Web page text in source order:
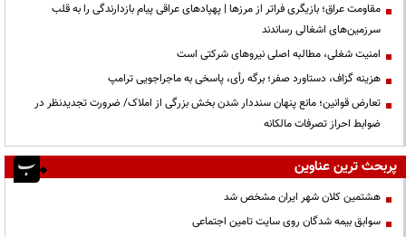
مقاومت عراق؛ بازیگری فراتر از مرزها | پهپادهای عراقی پیام بازدارندگی را به قلب
سرزمین‌های اشغالی رساندند
‌امنیت شغلی، مطالبه اصلی نیروهای شرکتی است
هزینه گزاف، دستاورد صفر؛ برگه رأی، پاسخی به ماجراجویی ترامپ
تعارض قوانین؛ مانع پنهان سنددار شدن بخش بزرگی از املاک/ ضرورت تجدیدنظر در
ضوابط احراز تصرفات مالکانه
پربحث ترین عناوین
هشتمین کلان شهر ایران مشخص شد
سوابق بیمه شدگان روی سایت تامین اجتماعی